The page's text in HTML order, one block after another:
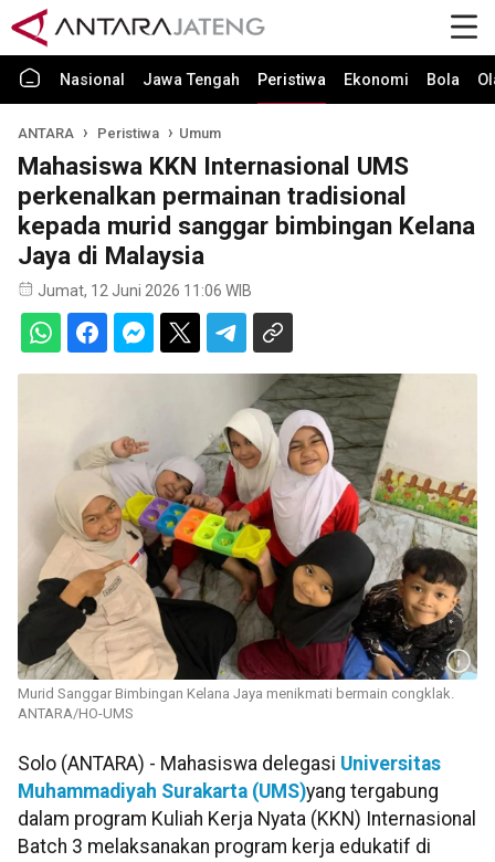
Nasional Jawa Tengah Peristiwa Ekonomi Bola
ANTARA Peristiwa Umum
Mahasiswa KKN Internasional UMS
perkenalkan permainan tradisional
kepada murid sanggar bimbingan Kelana
Jaya di Malaysia
Jumat, 12 Juni 2026 11:06 WIB
Murid Sanggar Bimbingan Kelana Jaya menikmati bermain congklak.
ANTARA/HO-UMS
Solo (ANTARA) - Mahasiswa delegasi Universitas
Muhammadiyah Surakarta (UMS)yang tergabung
dalam program Kuliah Kerja Nyata (KKN) Internasional
Batch 3 melaksanakan program kerja edukatif di